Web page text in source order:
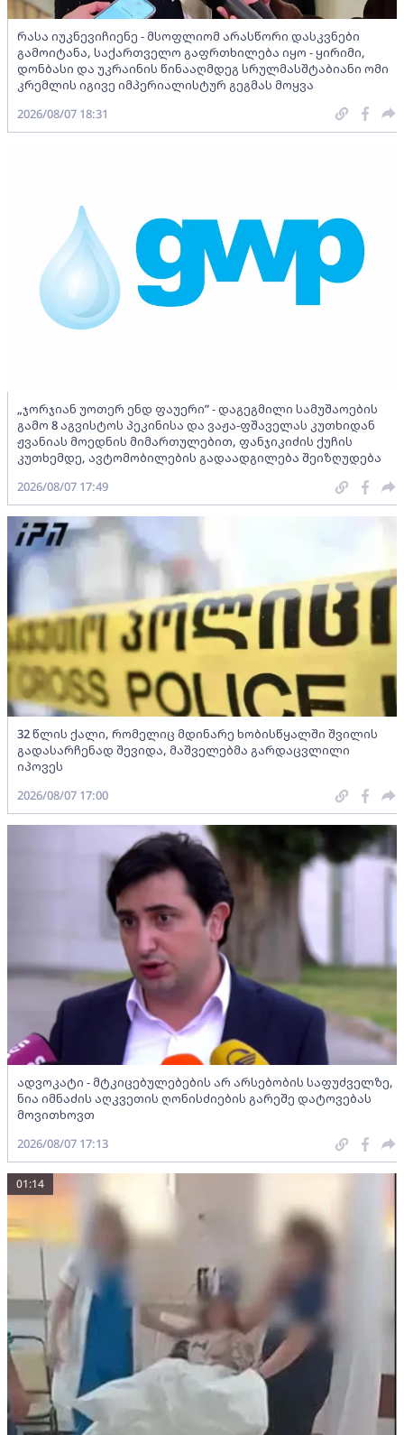
რასა იუკნევიჩიენე - მსოფლიომ არასწორი დასკვნები
გამოიტანა, საქართველო გაფრთხილება იყო - ყირიმი,
დონბასი და უკრაინის წინააღმდეგ სრულმასშტაბიანი ომი
კრემლის იგივე იმპერიალისტურ გეგმას მოყვა
2026/08/07 18:31
„ჯორჯიან უოთერ ენდ ფაუერი” - დაგეგმილი სამუშაოების
გამო 8 აგვისტოს პეკინისა და ვაჟა-ფშაველას კუთხიდან
ჟვანიას მოედნის მიმართულებით, ფანჯიკიძის ქუჩის
კუთხემდე, ავტომობილების გადაადგილება შეიზღუდება
2026/08/07 17:49
32 წლის ქალი, რომელიც მდინარე ხობისწყალში შვილის
გადასარჩენად შევიდა, მაშველებმა გარდაცვლილი
იპოვეს
2026/08/07 17:00
ადვოკატი - მტკიცებულებების არ არსებობის საფუძველზე,
ნია იმნაძის აღკვეთის ღონისძიების გარეშე დატოვებას
მოვითხოვთ
2026/08/07 17:13
01:14